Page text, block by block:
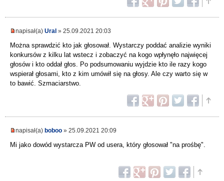
napisał(a) Ural » 25.09.2021 20:03
Można sprawdzić kto jak głosował. Wystarczy poddać analizie wyniki
konkursów z kilku lat wstecz i zobaczyć na kogo wpłynęło najwięcej
głosów i kto oddał głos. Po podsumowaniu wyjdzie kto ile razy kogo
wspierał głosami, kto z kim umówił się na głosy. Ale czy warto się w
to bawić. Szmaciarstwo.
napisał(a) boboo » 25.09.2021 20:09
Mi jako dowód wystarcza PW od usera, który głosował "na prośbę".